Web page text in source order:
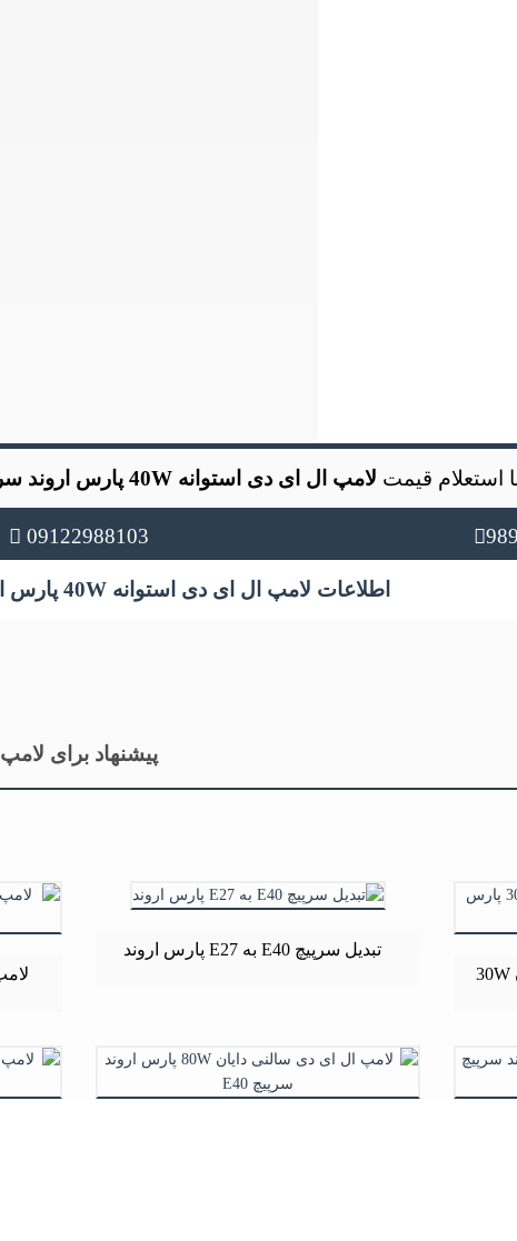
استعلام قیمت لامپ ال ای دی استوانه 40W پارس اروند سری لیان سرپیچ E27
09122988103
اطلاعات لامپ ال ای دی استوانه 40W پارس اروند سری لیان سرپیچ E27
پیشنهاد برای لامپ
لامپ ال ای دی استوانه ای دایان 30W
تبدیل سرپیچ E40 به E27 پارس اروند